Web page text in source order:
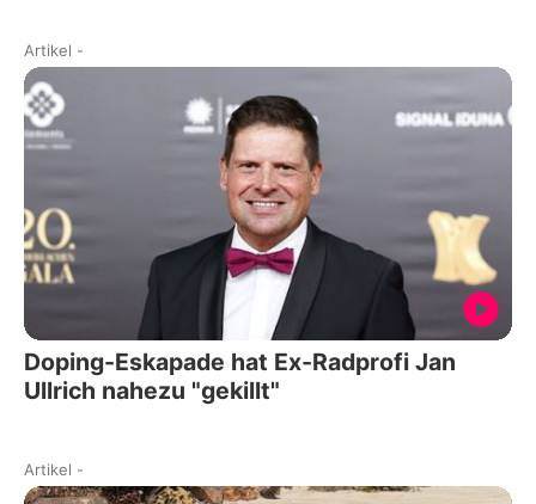
Artikel -
Doping-Eskapade hat Ex-Radprofi Jan
Ullrich nahezu "gekillt"
Artikel -